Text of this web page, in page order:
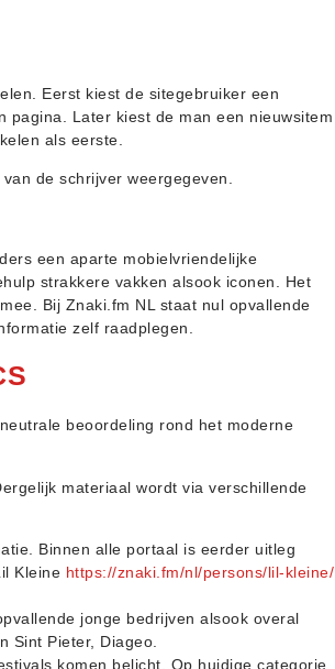
Eerst kiest de sitegebruiker een
pagina. Later kiest de man een nieuwsitem
als eerste.
de schrijver weergegeven.
een aparte mobielvriendelijke
strakkere vakken alsook iconen. Het
Bij Znaki.fm NL staat nul opvallende
zelf raadplegen.
beoordeling rond het moderne
materiaal wordt via verschillende
Binnen alle portaal is eerder uitleg
Kleine https://znaki.fm/nl/persons/lil-kleine/
jonge bedrijven alsook overal
Sint Pieter, Diageo.
komen belicht. Op huidige categorie